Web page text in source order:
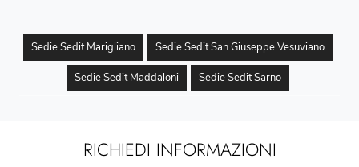
Sedie Sedit Marigliano Sedie Sedit San Giuseppe Vesuviano
Sedie Sedit Maddaloni Sedie Sedit Sarno
RICHIEDI INFORMAZIONI